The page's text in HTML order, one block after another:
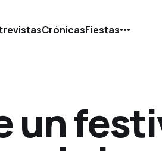
CrónicasFiestas
un